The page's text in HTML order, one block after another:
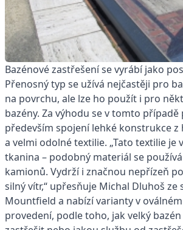
Bazénové zastřešení se vyrábí jako
Přenosný typ se užívá nejčastěji pro
na povrchu, ale lze ho použít i pro
bazény. Za výhodu se v tomto případě
především spojení lehké konstrukce z
a velmi odolné textilie. „Tato textilie je
tkanina – podobný materiál se
kamionů. Vydrží i značnou nepřízeň
silný vítr,“ upřesňuje Michal Dluhoš ze
Mountfield a nabízí varianty v
provedení, podle toho, jak velký